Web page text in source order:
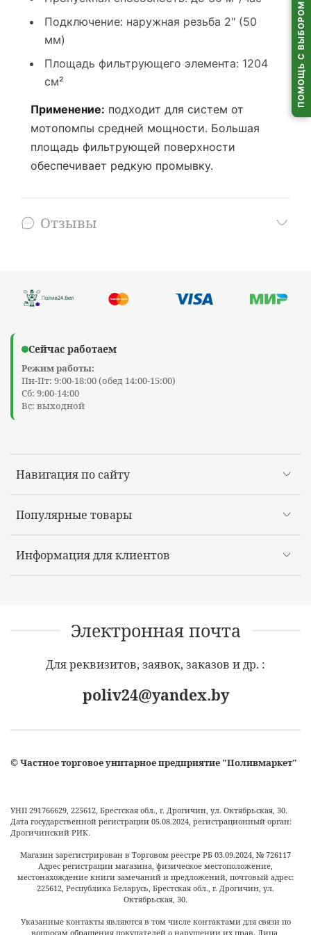
1–2 дня расчет...
Самовывоз из
Подключение: наружная резьба 2" (50
мм)
Площадь фильтрующего элемента: 1204
см²
Применение: подходит для систем от
мотопомпы средней мощности. Большая
площадь фильтрующей поверхности
обеспечивает редкую промывку.
Отзывы
Навигация по сайту
Популярные товары
Информация для клиентов
Сейчас работаем
Режим работы:
Пн-Пт: 9:00-18:00 (обед 14:00-15:00)
Сб: 9:00-14:00
Вс: выходной
Электронная почта
Для реквизитов, заявок, заказов и др. :
poliv24@yandex.by
©Частное торговое унитарное предприятие "Поливмаркет"
УНП 291766629, 225612, Брестская обл., г. Дрогичин, ул. Октябрьская, 30.
Дата государственной регистрации 05.08.2024, регистрационный орган:
Дрогичинский РИК.
Магазин зарегистрирован в Торговом реестре РБ 03.09.2024 , № 726117
Адрес регистрации магазина, физическое местоположение,
местонахождение книги замечаний и предложений, почтовый адрес:
225612, Республика Беларусь, Брестская обл., г. Дрогичин, ул.
Октябрьская, 30.
Указанные контакты являются в том числе контактами для связи по
вопросам обращения покупателей о нарушении их прав. Лица,
ПОМОЩЬ С ВЫБОРОМ